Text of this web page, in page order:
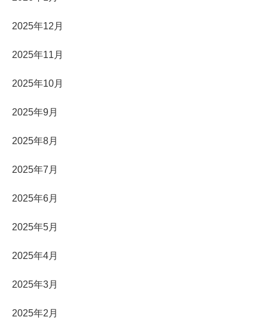
2025年12月
2025年11月
2025年10月
2025年9月
2025年8月
2025年7月
2025年6月
2025年5月
2025年4月
2025年3月
2025年2月